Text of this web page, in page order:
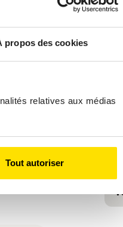
propos des cookies
relatives aux médias
Tout autoriser